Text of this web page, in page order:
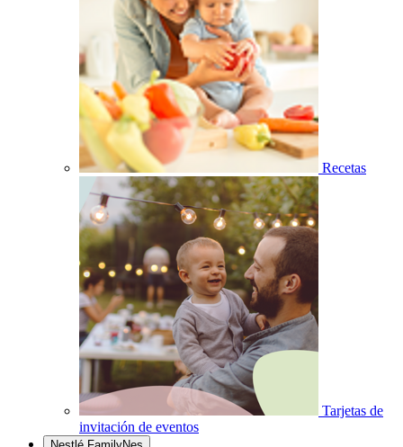
Recetas
Tarjetas de
invitación de eventos